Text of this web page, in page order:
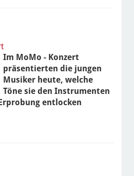
Im MoMo - Konzert
präsentierten die jungen
Musiker heute, welche
Töne sie den Instrumenten
entlocken